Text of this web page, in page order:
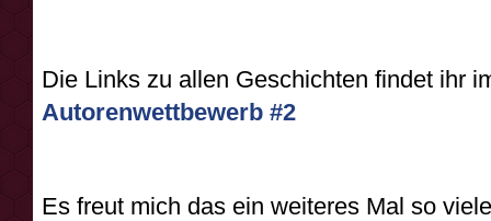
Die Links zu allen Geschichten findet ihr
Autorenwettbewerb #2
Es freut mich das ein weiteres Mal so